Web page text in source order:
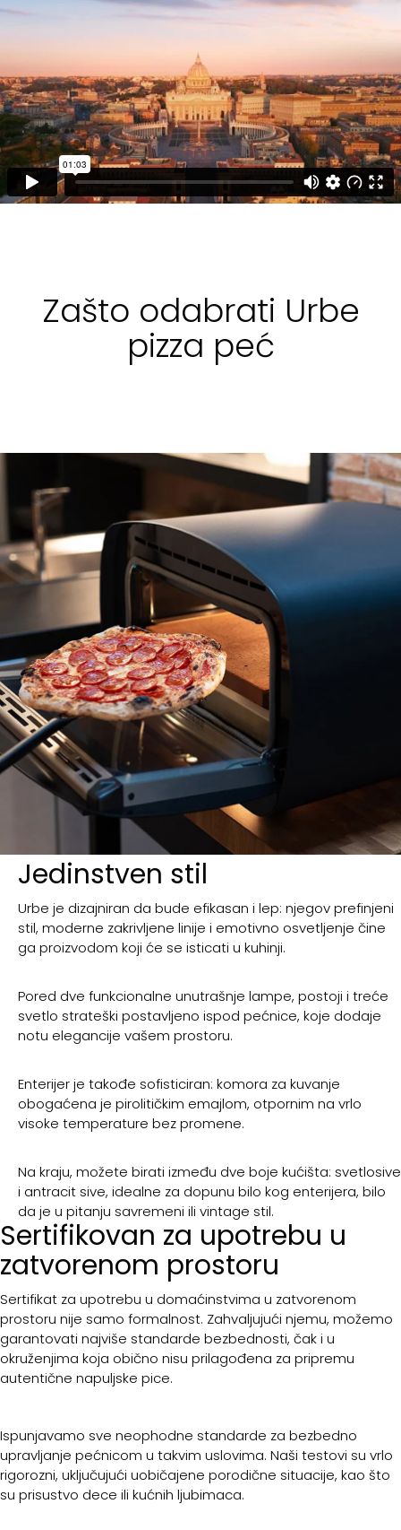
Zašto odabrati Urbe
pizza peć
Jedinstven stil
Urbe je dizajniran da bude efikasan i lep: njegov prefinjeni
stil, moderne zakrivljene linije i emotivno osvetljenje čine
ga proizvodom koji će se isticati u kuhinji.
Pored dve funkcionalne unutrašnje lampe, postoji i treće
svetlo strateški postavljeno ispod pećnice, koje dodaje
notu elegancije vašem prostoru.
Enterijer je takođe sofisticiran: komora za kuvanje
obogaćena je pirolitičkim emajlom, otpornim na vrlo
visoke temperature bez promene.
Na kraju, možete birati između dve boje kućišta: svetlosive
i antracit sive, idealne za dopunu bilo kog enterijera, bilo
da je u pitanju savremeni ili vintage stil.
Sertifikovan za upotrebu u
zatvorenom prostoru
Sertifikat za upotrebu u domaćinstvima u zatvorenom
prostoru nije samo formalnost. Zahvaljujući njemu, možemo
garantovati najviše standarde bezbednosti, čak i u
okruženjima koja obično nisu prilagođena za pripremu
autentične napuljske pice.
Ispunjavamo sve neophodne standarde za bezbedno
upravljanje pećnicom u takvim uslovima. Naši testovi su vrlo
rigorozni, uključujući uobičajene porodične situacije, kao što
su prisustvo dece ili kućnih ljubimaca.